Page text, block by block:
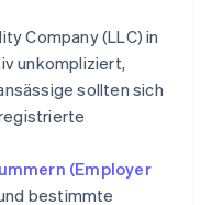
eigener Mittel
83(b)-
Company (LLC) in
unkompliziert,
sollten sich
(Employer
bestimmte